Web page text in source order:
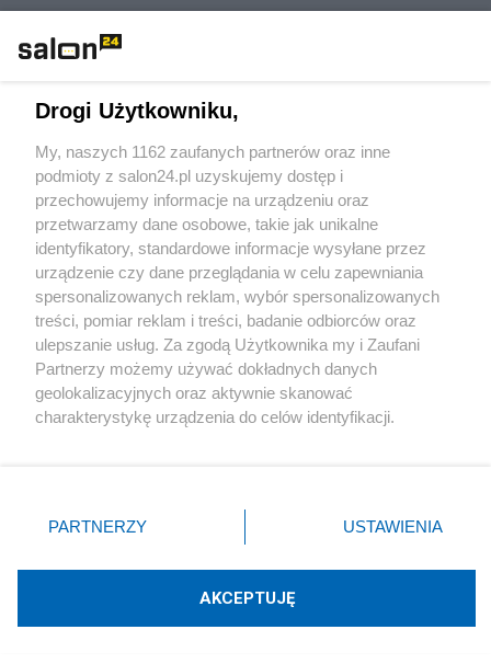
swojego budżetu
Tematy Almanzor
HISTORIA NAUKA BADANIA I ROZWÓJ
PODRÓŻE ŚWIAT KORONAWIRUS
KATASTROFA SMOLEŃSKA ŚWIĘTA, ROCZNICE
WYPADKI EDUKACJA
Blogi na ten temat
Drogi Użytkowniku,
My, naszych 1162 zaufanych partnerów oraz inne
podmioty z salon24.pl uzyskujemy dostęp i
przechowujemy informacje na urządzeniu oraz
przetwarzamy dane osobowe, takie jak unikalne
identyfikatory, standardowe informacje wysyłane przez
urządzenie czy dane przeglądania w celu zapewniania
spersonalizowanych reklam, wybór spersonalizowanych
treści, pomiar reklam i treści, badanie odbiorców oraz
ulepszanie usług. Za zgodą Użytkownika my i Zaufani
Partnerzy możemy używać dokładnych danych
geolokalizacyjnych oraz aktywnie skanować
charakterystykę urządzenia do celów identyfikacji.
zmienić/wycofać klikając przycisk ustawień prywatności
znajdujący się w lewym dolnym rogu strony
rodzaje przetwarzania danych nie wymagają zgody
użytkownika, ale masz prawo sprzeciwić się takiemu
PARTNERZY USTAWIENIA
AKCEPTUJĘ